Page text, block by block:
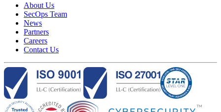
About Us
SecOps Team
News
Partners
Careers
Contact Us